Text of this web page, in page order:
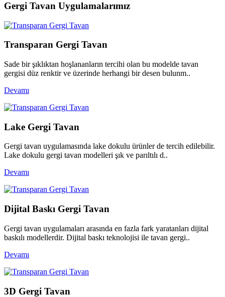
Gergi Tavan Uygulamalarımız
Transparan Gergi Tavan
Sade bir şıklıktan hoşlananların tercihi olan bu modelde tavan
gergisi düz renktir ve üzerinde herhangi bir desen bulunm..
Devamı
Lake Gergi Tavan
Gergi tavan uygulamasında lake dokulu ürünler de tercih edilebilir.
Lake dokulu gergi tavan modelleri şık ve parıltılı d..
Devamı
Dijital Baskı Gergi Tavan
Gergi tavan uygulamaları arasında en fazla fark yaratanları dijital
baskılı modellerdir. Dijital baskı teknolojisi ile tavan gergi..
Devamı
3D Gergi Tavan